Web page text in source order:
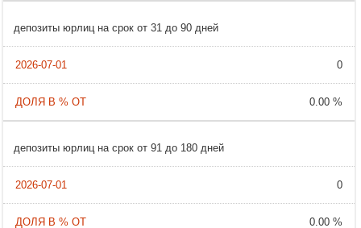
депозиты юрлиц на срок от 31 до 90 дней
0
0.00 %
депозиты юрлиц на срок от 91 до 180 дней
0
0.00 %